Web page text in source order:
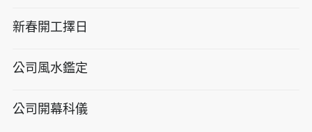
新春開工擇日
公司風水鑑定
公司開幕科儀